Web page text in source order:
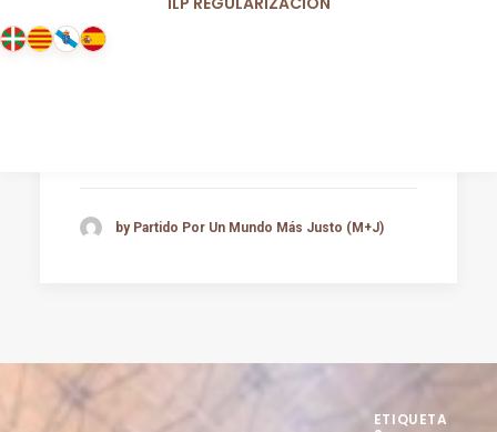
by Partido Por Un Mundo Más Justo (M+J)
ETIQUETA